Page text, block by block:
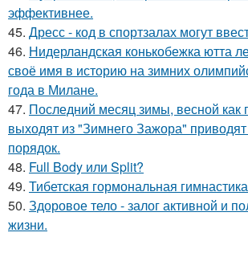
эффективнее.
45. Дресс - код в спортзалах могут
46. Нидерландская конькобежка ютта
своё имя в историю на зимних
года в Милане.
47. Последний месяц зимы, весной как
выходят из "Зимнего Зажора" приводят
порядок.
48. Full Body или Split?
49. Тибетская гормональная
50. Здоровое тело - залог активной и
жизни.